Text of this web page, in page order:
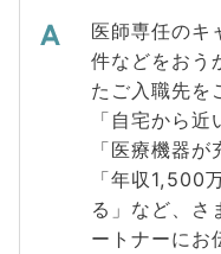
医師専任のキ
件などをおう
たご入職先を
「自宅から
「医療機器
「年収1,500
る」など、さ
ートナーにお